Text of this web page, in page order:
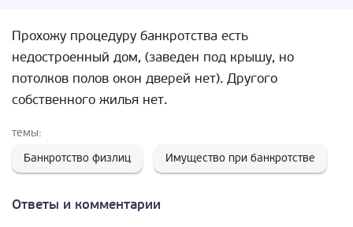
Прохожу процедуру банкротства есть
недостроенный дом, (заведен под крышу, но
потолков полов окон дверей нет). Другого
собственного жилья нет.
темы:
Банкротство физлиц
Имущество при банкротстве
Ответы и комментарии